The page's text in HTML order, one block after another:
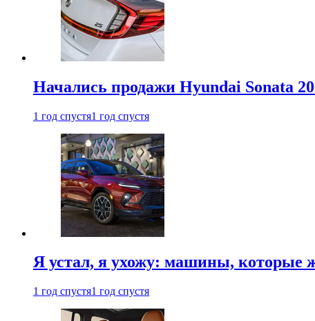
Начались продажи Hyundai Sonata
1 год спустя1 год спустя
Я устал, я ухожу: машины, которые
1 год спустя1 год спустя